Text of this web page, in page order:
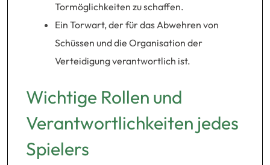
Tormöglichkeiten zu schaffen.
Ein Torwart, der für das Abwehren von
Schüssen und die Organisation der
Verteidigung verantwortlich ist.
Wichtige Rollen und
Verantwortlichkeiten jedes
Spielers